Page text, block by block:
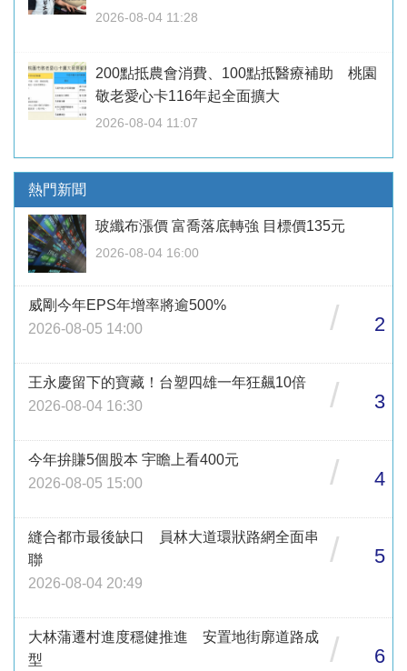
2026-08-04 11:28
200點抵農會消費、100點抵醫療補助 桃園
敬老愛心卡116年起全面擴大
2026-08-04 11:07
熱門新聞
玻纖布漲價 富喬落底轉強 目標價135元
2026-08-04 16:00
威剛今年EPS年增率將逾500%
2026-08-05 14:00
/ 2
王永慶留下的寶藏！台塑四雄一年狂飆10倍
2026-08-04 16:30
/ 3
今年拚賺5個股本 宇瞻上看400元
2026-08-05 15:00
/ 4
縫合都市最後缺口 員林大道環狀路網全面串
聯
2026-08-04 20:49
/ 5
大林蒲遷村進度穩健推進 安置地街廓道路成
型
/ 6